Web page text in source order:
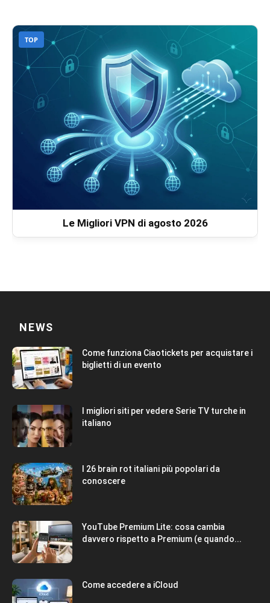
TOP
Le Migliori VPN di agosto 2026
NEWS
Come funziona Ciaotickets per acquistare i
biglietti di un evento
I migliori siti per vedere Serie TV turche in
italiano
I 26 brain rot italiani più popolari da
conoscere
YouTube Premium Lite: cosa cambia
davvero rispetto a Premium (e quando...
Come accedere a iCloud